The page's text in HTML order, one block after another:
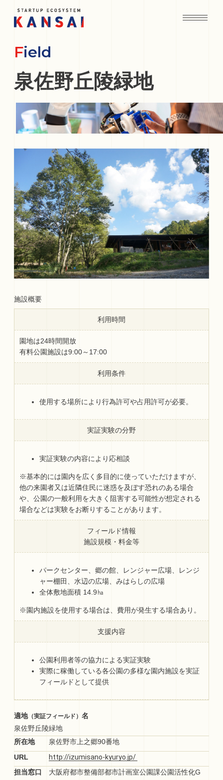
Field
泉佐野丘陵緑地
施設概要
利用時間
園地は24時間開放
有料公園施設は9:00～17:00
利用条件
使用する場所により行為許可や占用許可が必要。
実証実験の分野
実証実験の内容により応相談
※基本的には園内を広く多目的に使っていただけますが、
他の来園者又は近隣住民に迷惑を及ぼす恐れのある場合
や、公園の一般利用を大きく阻害する可能性が想定される
場合などは実験をお断りすることがあります。
フィールド情報
施設規模・料金等
パークセンター、郷の館、レンジャー広場、レンジ
ャー棚田、水辺の広場、みはらしの広場
全体敷地面積 14.9㏊
※園内施設を使用する場合は、費用が発生する場合あり。
支援内容
公園利用者等の協力による実証実験
実際に稼働している各公園の多様な園内施設を実証
フィールドとして提供
適地（実証フィールド） 名
泉佐野丘陵緑地
所在地
泉佐野市上之郷90番地
URL
担当窓口
大阪府都市整備部都市計画室公園課公園活性化G